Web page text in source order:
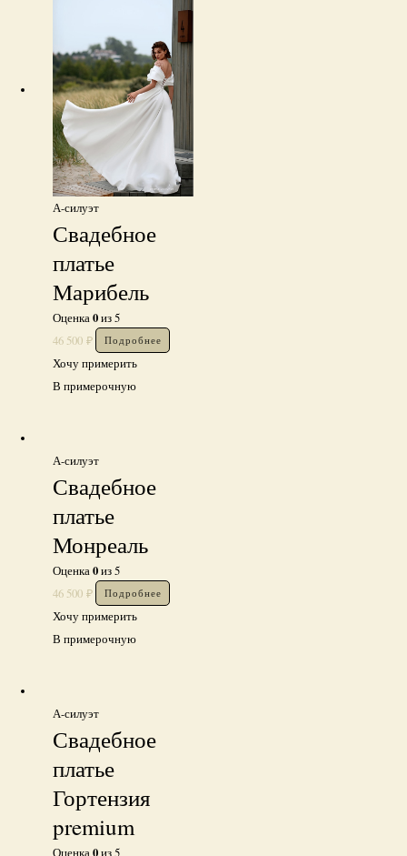
А-силуэт
Свадебное
платье
Марибель
Оценка0из 5
46 500₽ Подробнее
Хочу примерить
В примерочную
А-силуэт
Свадебное
платье
Монреаль
Оценка0из 5
46 500₽ Подробнее
Хочу примерить
В примерочную
А-силуэт
Свадебное
платье
Гортензия
premium
Оценка0из 5